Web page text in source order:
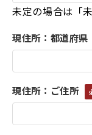
未定の場合は「
現住所：都道府県
現住所：ご住所